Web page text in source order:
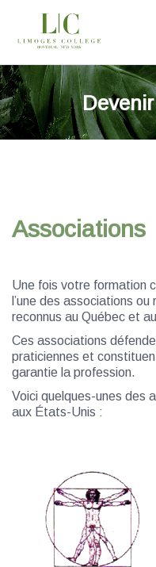
Associations
Une fois votre formation
l’une des associations
reconnus au Québec et
Ces associations
praticiennes et
garantie la profession.
Voici quelques-unes des
aux États-Unis :